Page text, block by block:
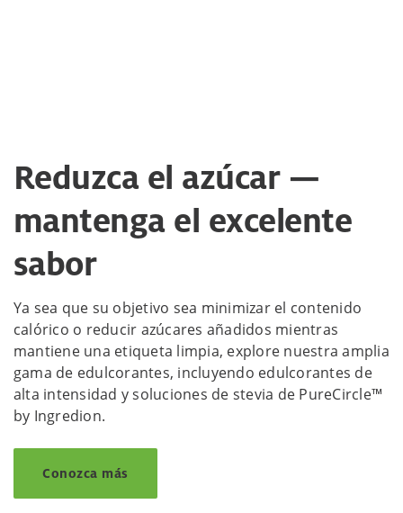
Reduzca el azúcar —
mantenga el excelente
sabor
Ya sea que su objetivo sea minimizar el contenido
calórico o reducir azúcares añadidos mientras
mantiene una etiqueta limpia, explore nuestra amplia
gama de edulcorantes, incluyendo edulcorantes de
alta intensidad y soluciones de stevia de PureCircle™
by Ingredion.
Conozca más